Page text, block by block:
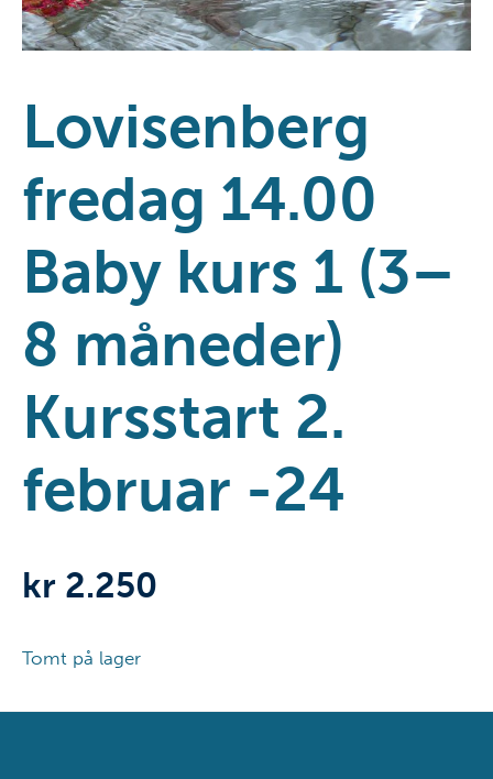
Lovisenberg
fredag 14.00
Baby kurs 1 (3–
8 måneder)
Kursstart 2.
februar -24
kr 2.250
Tomt på lager